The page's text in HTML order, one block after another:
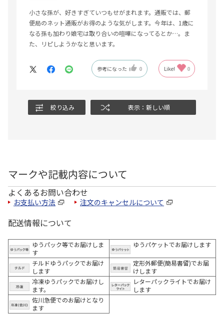
小さな孫が、好きすぎていつもせがまれます。通販では、郵
便局のネット通販がお得のような気がします。今年は、1歳に
なる孫も加わり娘宅は取り合いの喧嘩になってるとか…。ま
た、リピしようかなと思います。
参考になった 0 Like! 0
絞り込み 表示：新しい順
マークや記載内容について
よくあるお問い合わせ
お支払い方法 注文のキャンセルについて
配送情報について
ゆうパック等でお届けしま
す
ゆうパケットでお届けします
チルドゆうパックでお届け
します
定形外郵便(簡易書留)でお届
けします
冷凍ゆうパックでお届けし
ます。
レターパックライトでお届け
します
佐川急便でのお届けとなり
ます